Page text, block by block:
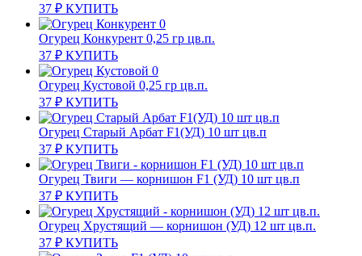
37 ₽ КУПИТЬ
Огурец Конкурент 0,25 гр цв.п.
37 ₽ КУПИТЬ
Огурец Кустовой 0,25 гр цв.п.
37 ₽ КУПИТЬ
Огурец Старый Арбат F1(УД) 10 шт цв.п
37 ₽ КУПИТЬ
Огурец Твиги — корнишон F1 (УД) 10 шт цв.п
37 ₽ КУПИТЬ
Огурец Хрустящий — корнишон (УД) 12 шт цв.п.
37 ₽ КУПИТЬ